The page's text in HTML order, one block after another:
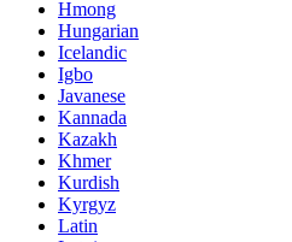
Hmong
Hungarian
Icelandic
Igbo
Javanese
Kannada
Kazakh
Khmer
Kurdish
Kyrgyz
Latin